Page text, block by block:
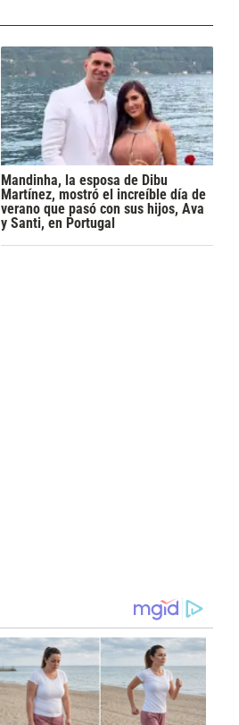
Mandinha, la esposa de Dibu
Martínez, mostró el increíble día de
verano que pasó con sus hijos, Ava
y Santi, en Portugal